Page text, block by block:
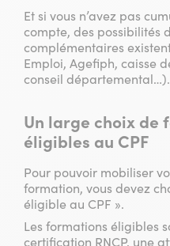
Et si vous n’avez pas
compte, des possibilités
complémentaires
Emploi, Agefiph, caisse
conseil départemental…).
Un large choix de
éligibles au CPF
Pour pouvoir mobiliser
formation, vous devez
éligible au CPF ».
Les formations éligibles
certification RNCP, une